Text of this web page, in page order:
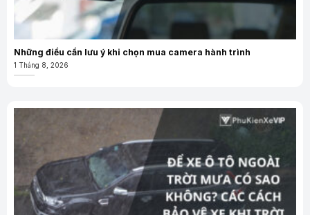
Những điều cần lưu ý khi chọn mua camera hành trình
1 Tháng 8, 2026